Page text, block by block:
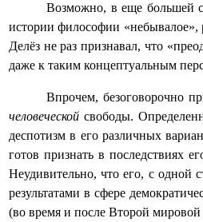
Возможно, в еще большей
истории философии
Делёз не раз признавал, что
даже к таким концептуальным
Впрочем, безоговорочно
человеческой свободы.
деспотизм в его различных
готов признать в последствиях
Неудивительно, что его, с одной
результатами в сфере
(во время и после Второй